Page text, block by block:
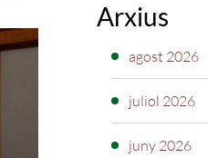
Arxius
agost 2026
juliol 2026
juny 2026